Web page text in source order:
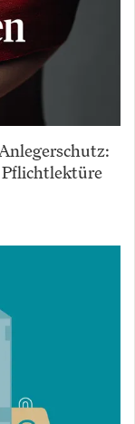
Pflichtlektüre